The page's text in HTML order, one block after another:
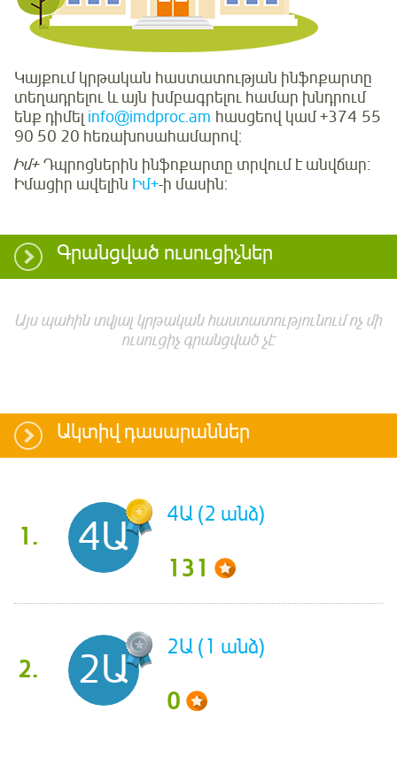
Կայքում կրթական հաստատության ինֆոքարտը
տեղադրելու և այն խմբագրելու համար խնդրում
ենք դիմել info@imdproc.am հասցեով կամ +374 55
90 50 20 հեռախոսահամարով:
Իմ+Դպրոցներին ինֆոքարտը տրվում է անվճար:
Իմացիր ավելին Իմ+-ի մասին:
Գրանցված ուսուցիչներ
Այս պահին տվյալ կրթական հաստատությունում ոչ մի
ուսուցիչ գրանցված չէ
Ակտիվ դասարաններ
1. 4Ա 4Ա (2 անձ)
131
2. 2Ա 2Ա (1 անձ)
0